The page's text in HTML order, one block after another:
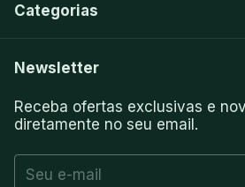
Categorias
Newsletter
Receba ofertas exclusivas e
diretamente no seu email.